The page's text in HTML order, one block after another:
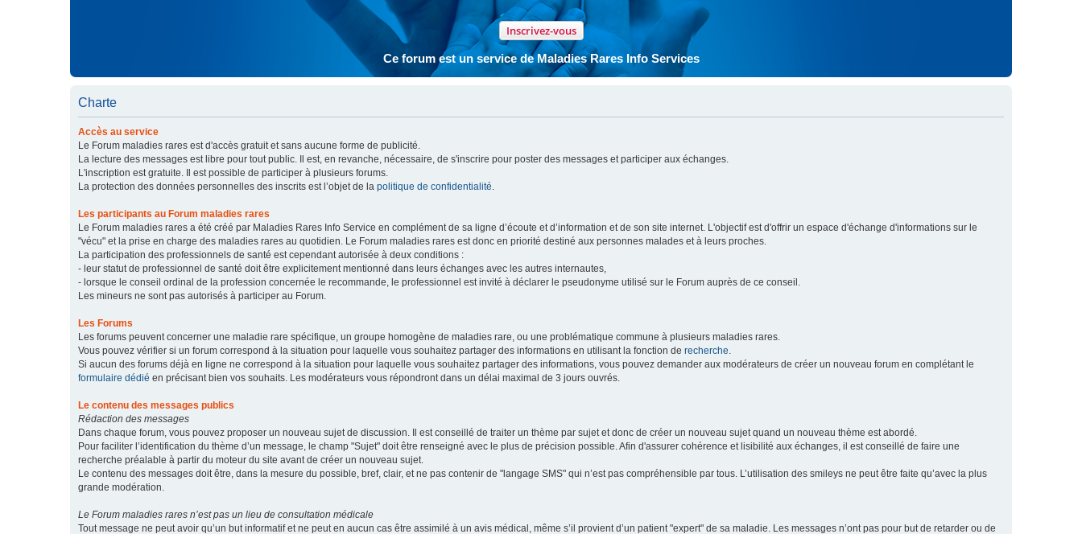
Inscrivez-vous
Ce forum est un service de Maladies Rares Info Services
Charte
Accès au service
Le Forum maladies rares est d'accès gratuit et sans aucune forme de publicité.
La lecture des messages est libre pour tout public. Il est, en revanche, nécessaire, de s'inscrire pour poster des messages et participer aux échanges.
L'inscription est gratuite. Il est possible de participer à plusieurs forums.
La protection des données personnelles des inscrits est l’objet de la politique de confidentialité.
Les participants au Forum maladies rares
Le Forum maladies rares a été créé par Maladies Rares Info Service en complément de sa ligne d’écoute et d’information et de son site internet. L'objectif est d'offrir un espace d'échange d'informations sur le
"vécu" et la prise en charge des maladies rares au quotidien. Le Forum maladies rares est donc en priorité destiné aux personnes malades et à leurs proches.
La participation des professionnels de santé est cependant autorisée à deux conditions :
- leur statut de professionnel de santé doit être explicitement mentionné dans leurs échanges avec les autres internautes,
- lorsque le conseil ordinal de la profession concernée le recommande, le professionnel est invité à déclarer le pseudonyme utilisé sur le Forum auprès de ce conseil.
Les mineurs ne sont pas autorisés à participer au Forum.
Les Forums
Les forums peuvent concerner une maladie rare spécifique, un groupe homogène de maladies rare, ou une problématique commune à plusieurs maladies rares.
Vous pouvez vérifier si un forum correspond à la situation pour laquelle vous souhaitez partager des informations en utilisant la fonction de recherche.
Si aucun des forums déjà en ligne ne correspond à la situation pour laquelle vous souhaitez partager des informations, vous pouvez demander aux modérateurs de créer un nouveau forum en complétant le
formulaire dédié en précisant bien vos souhaits. Les modérateurs vous répondront dans un délai maximal de 3 jours ouvrés.
Le contenu des messages publics
Rédaction des messages
Dans chaque forum, vous pouvez proposer un nouveau sujet de discussion. Il est conseillé de traiter un thème par sujet et donc de créer un nouveau sujet quand un nouveau thème est abordé.
Pour faciliter l’identification du thème d’un message, le champ "Sujet" doit être renseigné avec le plus de précision possible. Afin d'assurer cohérence et lisibilité aux échanges, il est conseillé de faire une
recherche préalable à partir du moteur du site avant de créer un nouveau sujet.
Le contenu des messages doit être, dans la mesure du possible, bref, clair, et ne pas contenir de "langage SMS" qui n’est pas compréhensible par tous. L’utilisation des smileys ne peut être faite qu’avec la plus
grande modération.
Le Forum maladies rares n’est pas un lieu de consultation médicale
Tout message ne peut avoir qu’un but informatif et ne peut en aucun cas être assimilé à un avis médical, même s’il provient d’un patient "expert" de sa maladie. Les messages n’ont pas pour but de retarder ou de